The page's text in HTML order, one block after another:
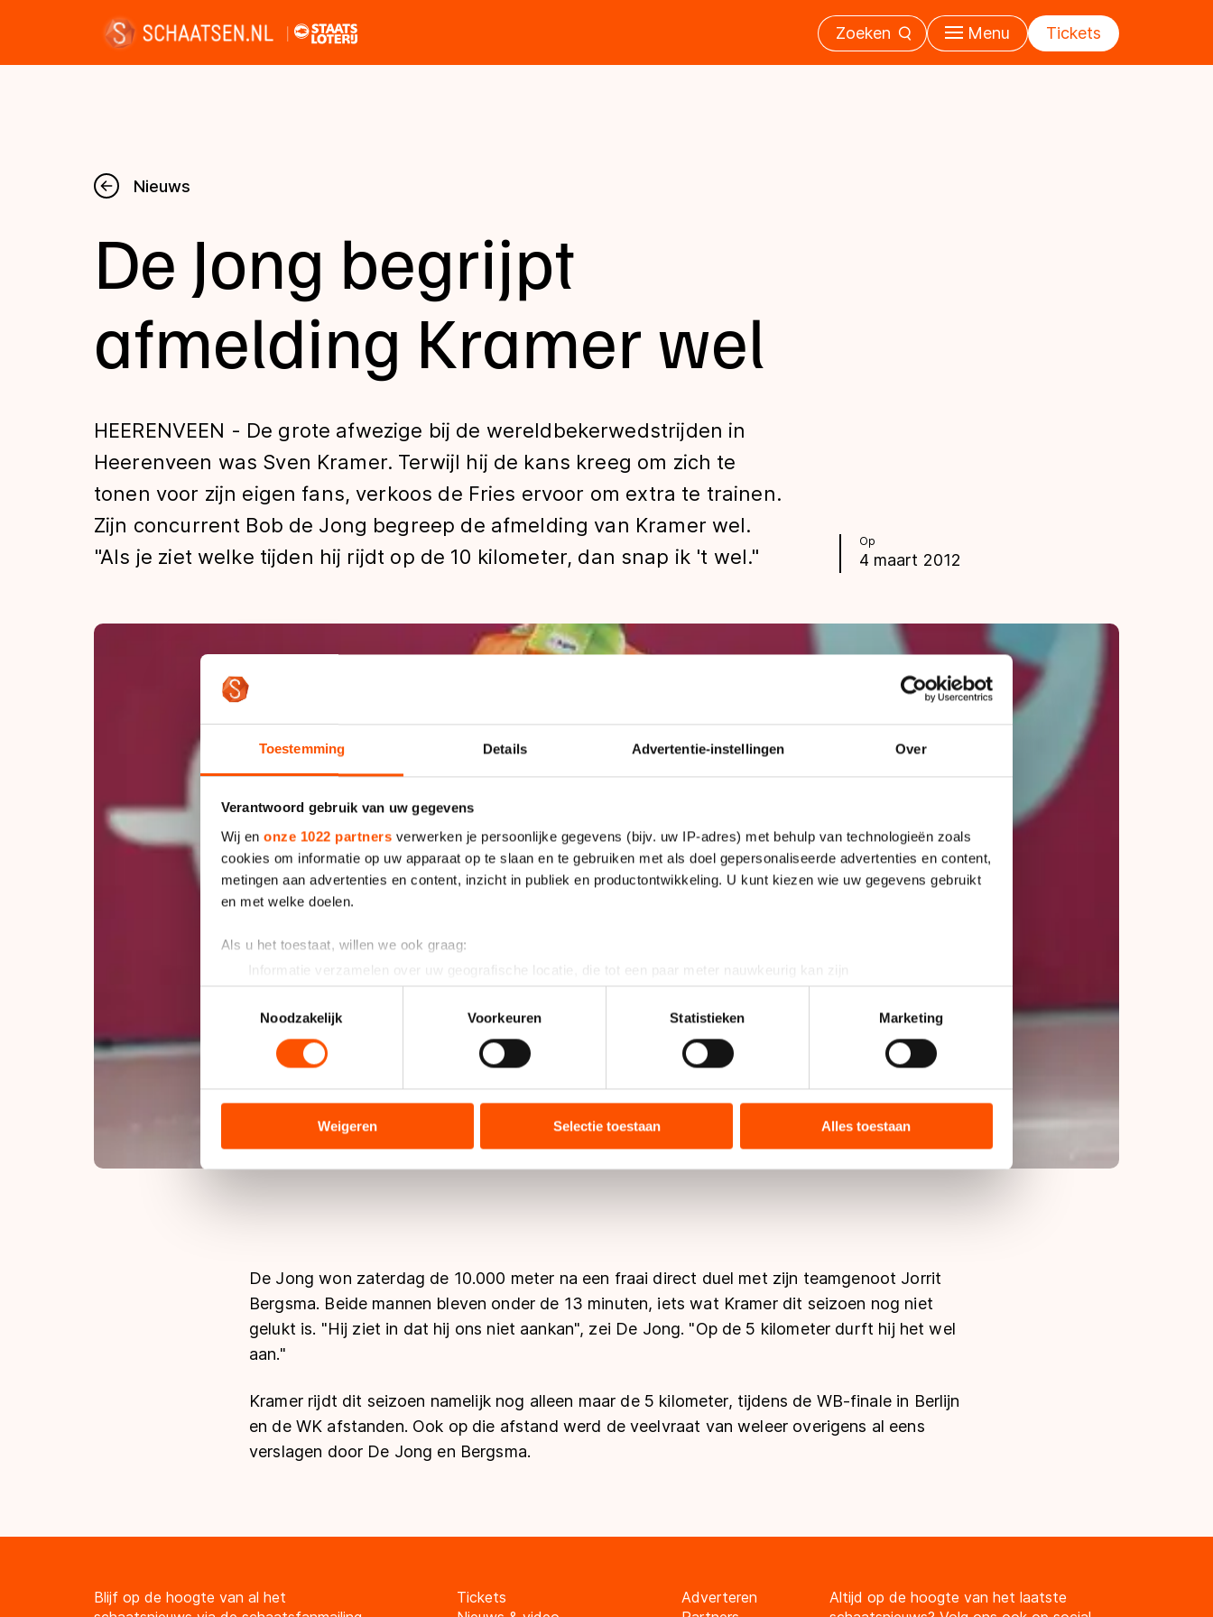
Toestemming Details Advertentie-instellingen Over
Verantwoord gebruik van uw gegevens
Wij en onze 1022 partners verwerken je persoonlijke gegevens (bijv. uw IP-adres) met behulp van technologieën zoals
cookies om informatie op uw apparaat op te slaan en te gebruiken met als doel gepersonaliseerde advertenties en content,
metingen aan advertenties en content, inzicht in publiek en productontwikkeling. U kunt kiezen wie uw gegevens gebruikt
en met welke doelen.
Als u het toestaat, willen we ook graag:
Informatie verzamelen over uw geografische locatie, die tot een paar meter nauwkeurig kan zijn
Uw apparaat identificeren door het actief te scannen op specifieke eigenschappen (fingerprinting)
Lees meer over hoe uw persoonlijke gegevens worden verwerkt en stel uw voorkeuren in het
detailgedeeltein. U kunt uw
toestemming op elk moment wijzigen of intrekken in de Cookieverklaring.
analyseren. We delen informatie over uw gebruik van onze site met onze partners voor social media, advertenties en
analyse. Zij kunnen deze combineren met andere gegevens die u aan hen heeft verstrekt of die zij hebben verzameld via
hun services. Sommige partners kunnen gegevens doorgeven aan landen buiten de EU, zoals de VS, waar mogelijk geen
adequaat beschermingsniveau geldt volgens de GDPR. Door op ‘Toestaan’ te klikken, stemt u in met deze overdracht.
Noodzakelijk
Voorkeuren Statistieken Marketing
Weigeren Selectie toestaan Alles toestaan
Zoeken Menu Tickets
Nieuws
Kalender
Disciplines
Uitslagen
Tijden & historie
De weg op
Schaatsfans
Olympische Spelen
Nieuws
Op
4 maart 2012
De Jong begrijpt
afmelding Kramer wel
HEERENVEEN - De grote afwezige bij de wereldbekerwedstrijden in
Heerenveen was Sven Kramer. Terwijl hij de kans kreeg om zich te
tonen voor zijn eigen fans, verkoos de Fries ervoor om extra te trainen.
Zijn concurrent Bob de Jong begreep de afmelding van Kramer wel.
"Als je ziet welke tijden hij rijdt op de 10 kilometer, dan snap ik 't wel."
De Jong won zaterdag de 10.000 meter na een fraai direct duel met zijn teamgenoot Jorrit
Bergsma. Beide mannen bleven onder de 13 minuten, iets wat Kramer dit seizoen nog niet
gelukt is. "Hij ziet in dat hij ons niet aankan", zei De Jong. "Op de 5 kilometer durft hij het wel
aan."
Kramer rijdt dit seizoen namelijk nog alleen maar de 5 kilometer, tijdens de WB-finale in Berlijn
en de WK afstanden. Ook op die afstand werd de veelvraat van weleer overigens al eens
verslagen door De Jong en Bergsma.
Blijf op de hoogte van al het
Tickets
Adverteren
Altijd op de hoogte van het laatste